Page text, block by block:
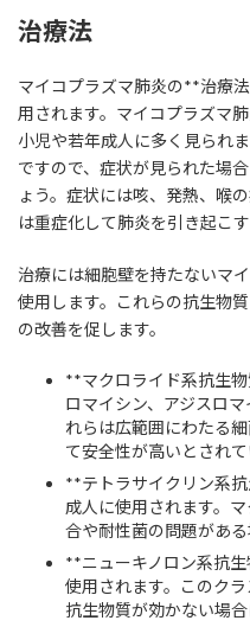
治療法
マイコプラズマ肺炎の**治療
用されます。マイコプラズマ
小児や若年成人に多く見られ
ですので、症状が見られた場
ょう。症状には咳、発熱、喉
は重症化して肺炎を引き起こす
治療には細胞壁を持たないマ
使用します。これらの抗生物
の改善を促します。
**マクロライド系抗生
ロマイシン、アジスロ
れらは広範囲にわたる
て安全性が高いとされて
**テトラサイクリン系
成人に使用されます。
合や耐性菌の問題があ
**ニューキノロン系抗
使用されます。このク
抗生物質が効かない場合